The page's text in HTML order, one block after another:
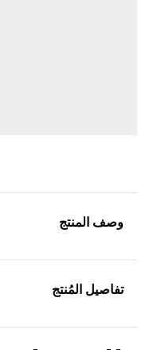
وصف المنتج
تفاصيل المُنتج